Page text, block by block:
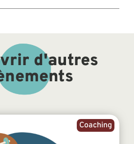
d'autres
Coaching